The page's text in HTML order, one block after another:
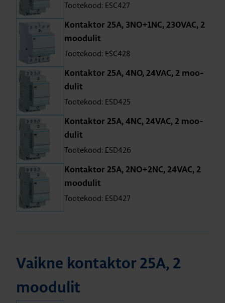
Tootekood: ESC427
Kon­tak­tor 25A, 3NO+1NC, 230VAC, 2
moo­du­lit
Tootekood: ESC428
Kon­tak­tor 25A, 4NO, 24VAC, 2 moo­
du­lit
Tootekood: ESD425
Kon­tak­tor 25A, 4NC, 24VAC, 2 moo­
du­lit
Tootekood: ESD426
Kon­tak­tor 25A, 2NO+2NC, 24VAC, 2
moo­du­lit
Tootekood: ESD427
Vaikne kon­tak­tor 25A, 2
moo­du­lit